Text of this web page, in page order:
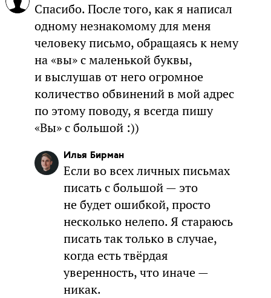
Спасибо. После того, как я написал
одному незнакомому для меня
человеку письмо, обращаясь к нему
на «вы» с маленькой буквы,
и выслушав от него огромное
количество обвинений в мой адрес
по этому поводу, я всегда пишу
«Вы» с большой :))
Илья Бирман
Если во всех личных письмах
писать с большой — это
не будет ошибкой, просто
несколько нелепо. Я стараюсь
писать так только в случае,
когда есть твёрдая
уверенность, что иначе —
никак.